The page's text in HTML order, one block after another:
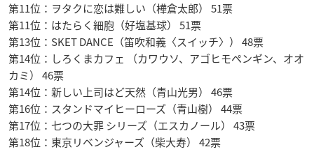
第11位：ヲタクに恋は難しい（樺倉太郎） 51票
第11位：はたらく細胞（好塩基球） 51票
第13位：SKET DANCE（笛吹和義〈スイッチ〉） 48票
第14位：しろくまカフェ （カワウソ、アゴヒモペンギン、オオ
カミ） 46票
第14位：新しい上司はど天然（青山光男） 46票
第16位：スタンドマイヒーローズ（青山樹） 44票
第17位：七つの大罪 シリーズ（エスカノール） 43票
第18位：東京リベンジャーズ（柴大寿） 42票